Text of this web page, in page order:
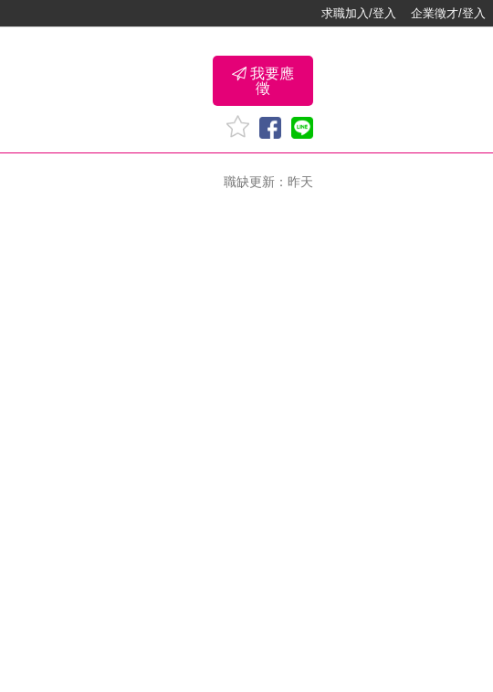
求職加入/登入 企業徵才/登入
我要應
徵
職缺更新：昨天